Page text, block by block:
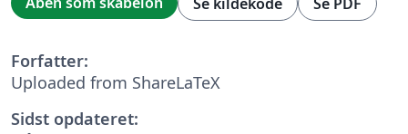
Forfatter:
Uploaded from ShareLaTeX
Sidst opdateret: